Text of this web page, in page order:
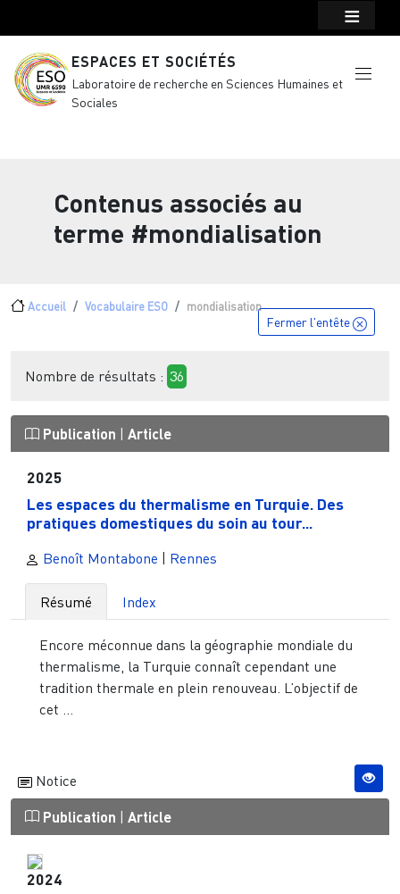
ESPACES ET SOCIÉTÉS
Laboratoire de recherche en Sciences Humaines et
Sociales
Contenus associés au
terme #mondialisation
Fil d'Ariane
Accueil Vocabulaire ESO mondialisation
Fermer l'entête
Nombre de résultats : 36
Publication Article
2025
Les espaces du thermalisme en Turquie. Des
pratiques domestiques du soin au tour...
Benoît Montabone | Rennes
Résumé Index
Encore méconnue dans la géographie mondiale du
thermalisme, la Turquie connaît cependant une
tradition thermale en plein renouveau. L’objectif de
cet ...
Notice
Publication | Article
2024